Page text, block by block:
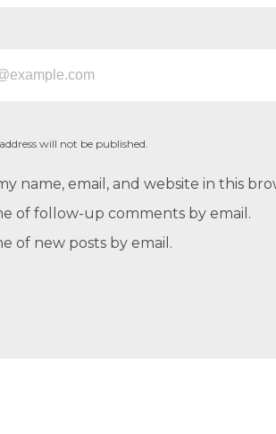
will not be published.
name, email, and website in this
of follow-up comments by email.
of new posts by email.